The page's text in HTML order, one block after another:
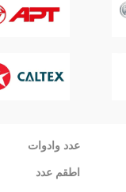
عدد وادوات
اطقم عدد